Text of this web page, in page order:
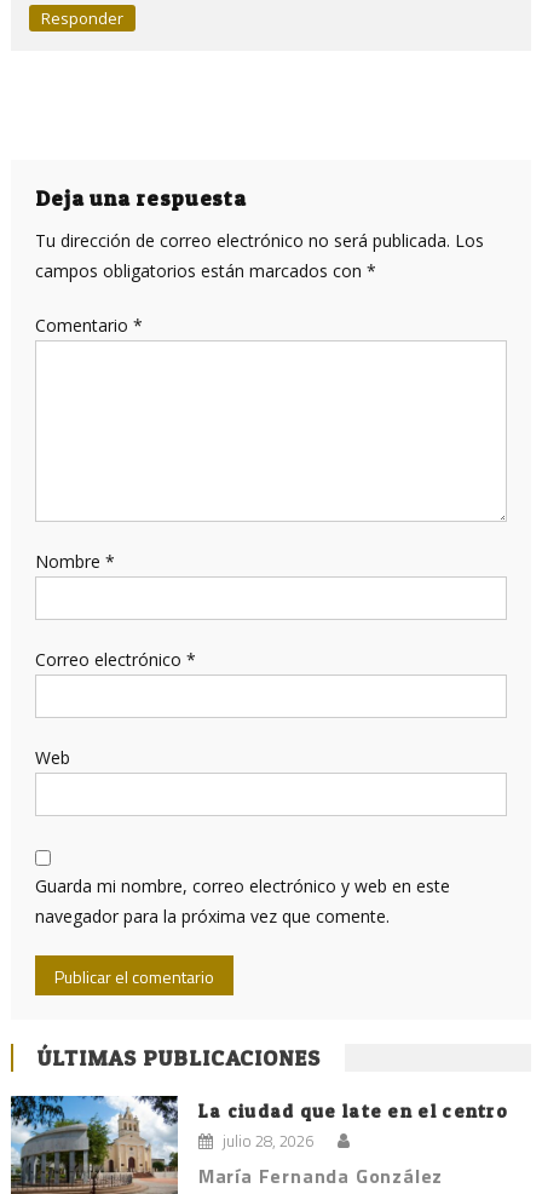
Responder
Deja una respuesta
Tu dirección de correo electrónico no será publicada. Los
campos obligatorios están marcados con *
Comentario *
Nombre *
Correo electrónico *
Web
Guarda mi nombre, correo electrónico y web en este
navegador para la próxima vez que comente.
ÚLTIMAS PUBLICACIONES
La ciudad que late en el centro
julio 28, 2026
María Fernanda González